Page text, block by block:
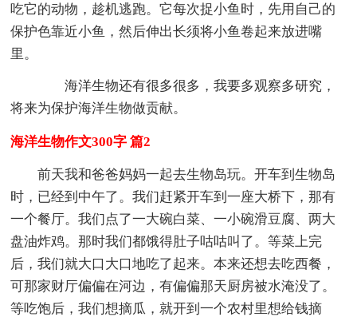
吃它的动物，趁机逃跑。它每次捉小鱼时，先用自己的
保护色靠近小鱼，然后伸出长须将小鱼卷起来放进嘴
里。
海洋生物还有很多很多，我要多观察多研究，
将来为保护海洋生物做贡献。
海洋生物作文300字 篇2
前天我和爸爸妈妈一起去生物岛玩。开车到生物岛
时，已经到中午了。我们赶紧开车到一座大桥下，那有
一个餐厅。我们点了一大碗白菜、一小碗滑豆腐、两大
盘油炸鸡。那时我们都饿得肚子咕咕叫了。等菜上完
后，我们就大口大口地吃了起来。本来还想去吃西餐，
可那家财厅偏偏在河边，有偏偏那天厨房被水淹没了。
等吃饱后，我们想摘瓜，就开到一个农村里想给钱摘